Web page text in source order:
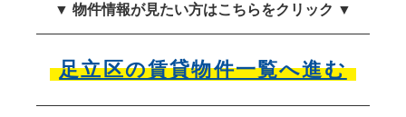
▼ 物件情報が見たい方はこちらをクリック ▼
足立区の賃貸物件一覧へ進む